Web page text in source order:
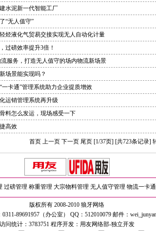
水泥新一代智能工厂
“无人值守”
烃液化气贸易交接实现无人自动化计量
过磅效率提升3倍！
服务，打造无人值守的场内物流新场景
场景能实现吗？
一卡通”管理系统助力企业提质增效
运销管理系统再升级
料怎么发运，现场感受一下
高效
首页 上一页 下一页 尾页 [1/37页] [共723条记录]
过磅管理 称重管理 大宗物料管理 无人值守管理 物流一卡
版权所有 2008-2010 狼牙网络
89691957（办公室） QQ：512010079 邮件：
访问统计：3783751 程序开发： 用友网络部-独立开发